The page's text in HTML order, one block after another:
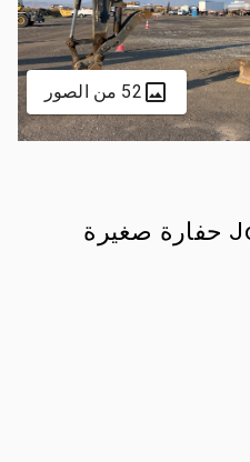
52 من الصور